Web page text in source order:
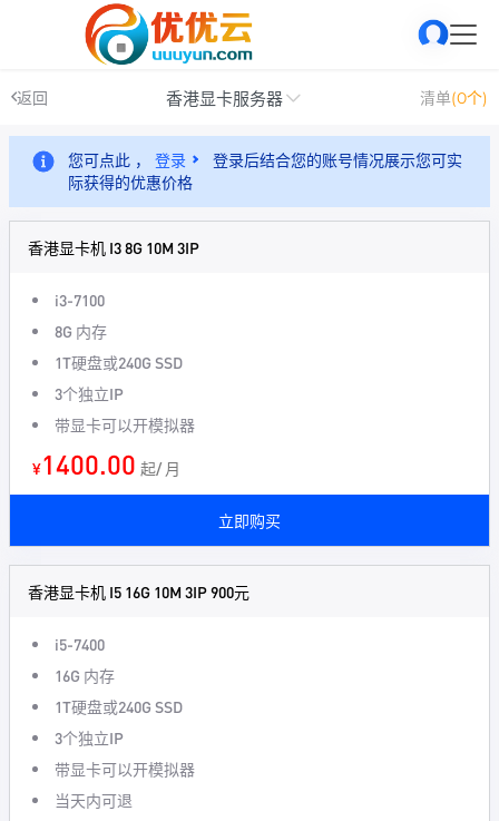
返回 香港显卡服务器 清单(0个)
您可点此 ， 登录
登录后结合您的账号情况展示您可实
际获得的优惠价格
香港显卡机 I3 8G 10M 3IP
i3-7100
8G 内存
1T硬盘或240G SSD
3个独立IP
带显卡可以开模拟器
¥1400.00 起/ 月
立即购买
香港显卡机 I5 16G 10M 3IP 900元
i5-7400
16G 内存
1T硬盘或240G SSD
3个独立IP
带显卡可以开模拟器
当天内可退